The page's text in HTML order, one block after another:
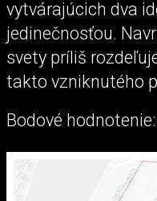
vytvárajúcich dva
jedinečnosťou.
svety príliš
takto vzniknutého
Bodové